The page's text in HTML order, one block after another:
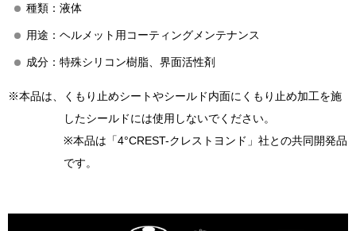
種類：液体
用途：ヘルメット用コーティングメンテナンス
成分：特殊シリコン樹脂、界面活性剤
※本品は、くもり止めシートやシールド内面にくもり止め加工を施
したシールドには使用しないでください。
※本品は「4°CREST-クレストヨンド」社との共同開発品
です。